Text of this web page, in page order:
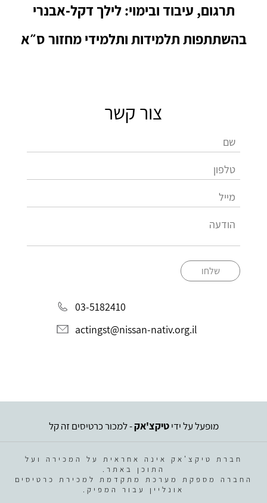
תרגום, עיבוד ובימוי: לילך דקל-אבנרי
בהשתתפות תלמידות ותלמידי מחזור ס״א
צור קשר
שלחו
03-5182410
actingst@nissan-nativ.org.il
מופעל על ידיטיקצ'אק- למכור כרטיסים זה קל
חברת טיקצ'אק אינה אחראית על המכירה ועל
התוכן באתר.
החברה מספקת מערכת מתקדמת למכירת כרטיסים
אונליין עבור המפיק.